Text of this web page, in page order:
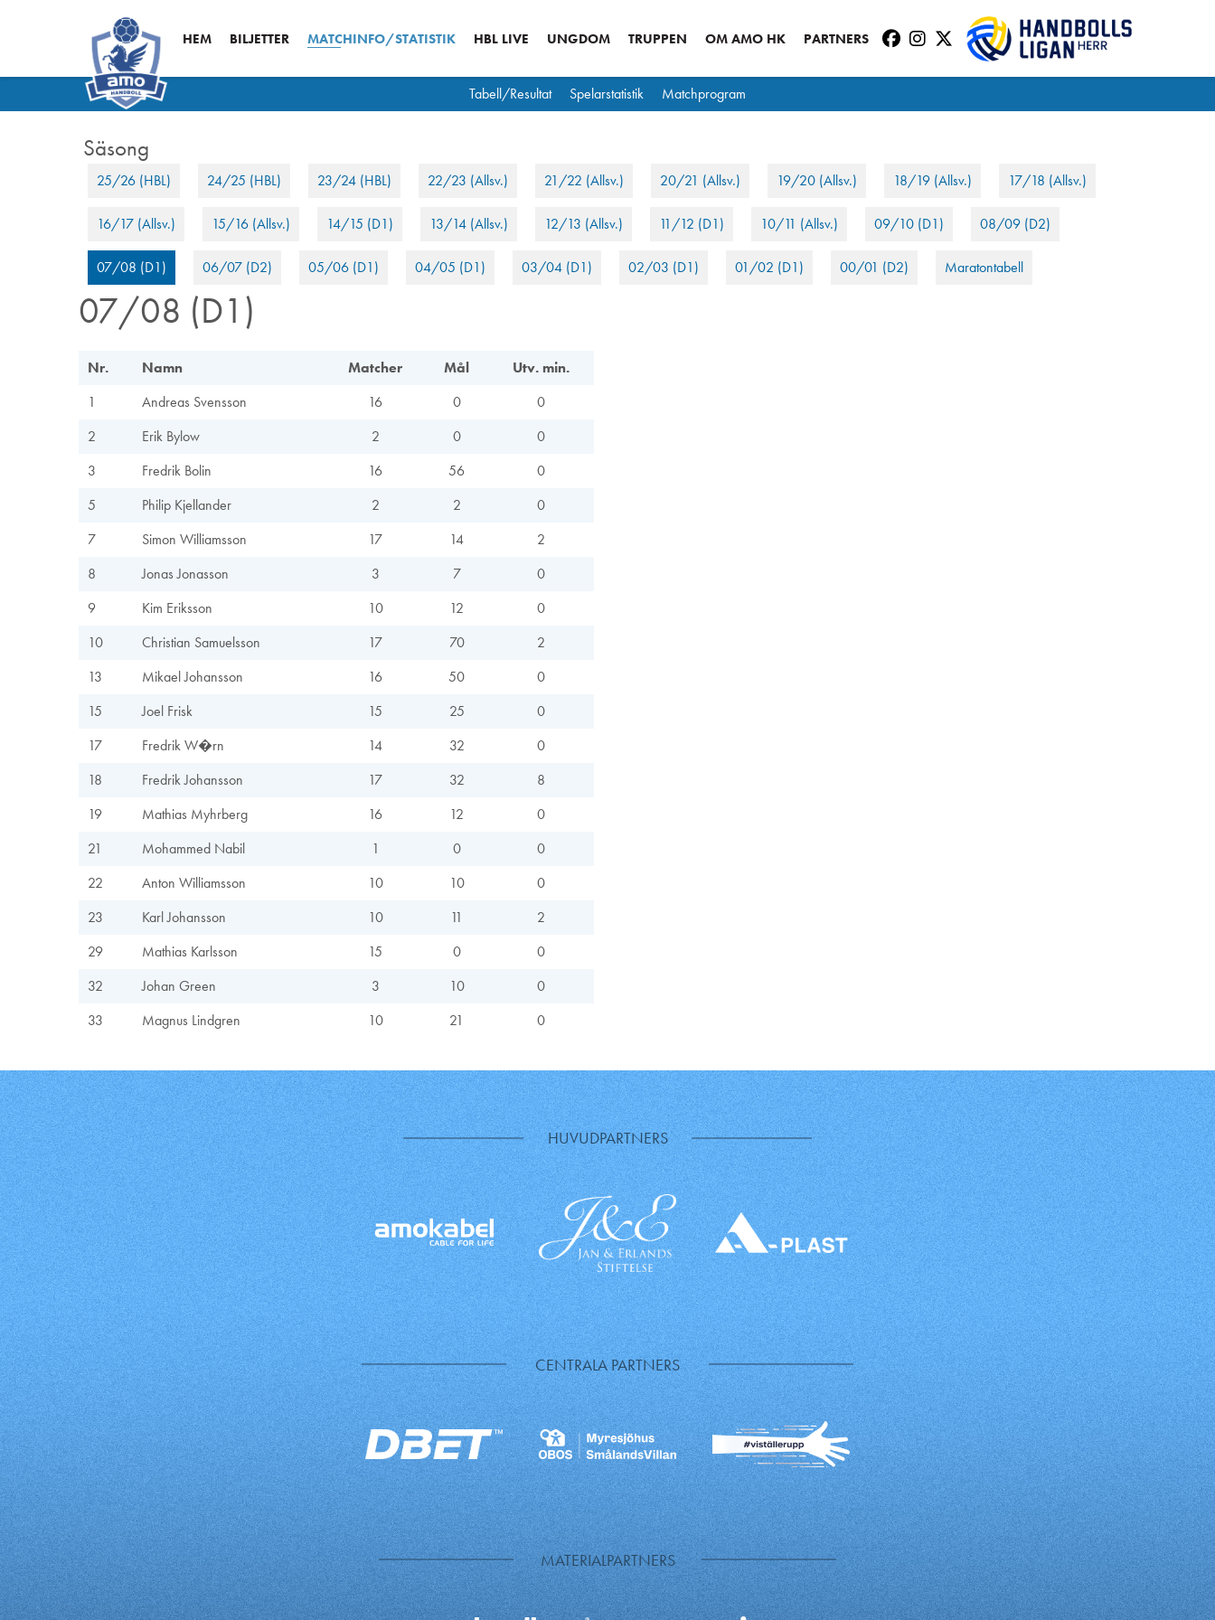
HEM BILJETTER MATCHINFO/STATISTIK HBL LIVE UNGDOM TRUPPEN OM AMO HK PARTNERS
Tabell/Resultat Spelarstatistik Matchprogram
25/26 (HBL) 24/25 (HBL) 23/24 (HBL) 22/23 (Allsv.) 21/22 (Allsv.) 20/21 (Allsv.) 19/20 (Allsv.) 18/19 (Allsv.) 17/18 (Allsv.)
16/17 (Allsv.) 15/16 (Allsv.) 14/15 (D1) 13/14 (Allsv.) 12/13 (Allsv.) 11/12 (D1) 10/11 (Allsv.) 09/10 (D1) 08/09 (D2)
07/08 (D1) 06/07 (D2) 05/06 (D1) 04/05 (D1) 03/04 (D1) 02/03 (D1) 01/02 (D1) 00/01 (D2) Maratontabell
07/08 (D1)
Nr. Namn Matcher Mål
Utv. min.
1
Andreas Svensson 16 0
0
2
Erik Bylow 2 0
0
3
Fredrik Bolin 16 56
0
5
Philip Kjellander 2 2
0
7
Simon Williamsson 17 14
2
8
Jonas Jonasson 3 7
0
9
Kim Eriksson 10 12
0
10
Christian Samuelsson 17 70
2
13
Mikael Johansson 16 50
0
15
Joel Frisk 15 25
0
17
Fredrik W�rn 14 32
0
18
Fredrik Johansson 17 32
8
19
Mathias Myhrberg 16 12
0
21
Mohammed Nabil 1 0
0
22
Anton Williamsson 10 10
0
23
Karl Johansson 10 11
2
29
Mathias Karlsson 15 0
0
32
Johan Green 3 10
0
33
Magnus Lindgren 10 21 0
HUVUDPARTNERS
CENTRALA PARTNERS
MATERIALPARTNERS